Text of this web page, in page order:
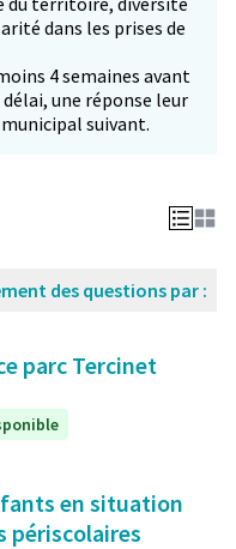
dans les prises de
4 semaines avant
une réponse leur
suivant.
des questions par :
parc Tercinet
en situation
périscolaires